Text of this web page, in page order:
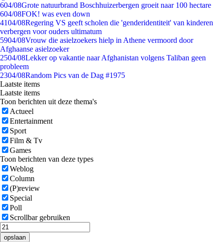
604/08Grote natuurbrand Boschhuizerbergen groeit naar 100 hectare
604/08FOK! was even down
4104/08Regering VS geeft scholen die 'genderidentiteit' van kinderen
verbergen voor ouders ultimatum
5904/08Vrouw die asielzoekers hielp in Athene vermoord door
Afghaanse asielzoeker
2504/08Lekker op vakantie naar Afghanistan volgens Taliban geen
probleem
2304/08Random Pics van de Dag #1975
Laatste items
Laatste items
Toon berichten uit deze thema's
Actueel
Entertainment
Sport
Film & Tv
Games
Toon berichten van deze types
Weblog
Column
(P)review
Special
Poll
Scrollbar gebruiken
opslaan